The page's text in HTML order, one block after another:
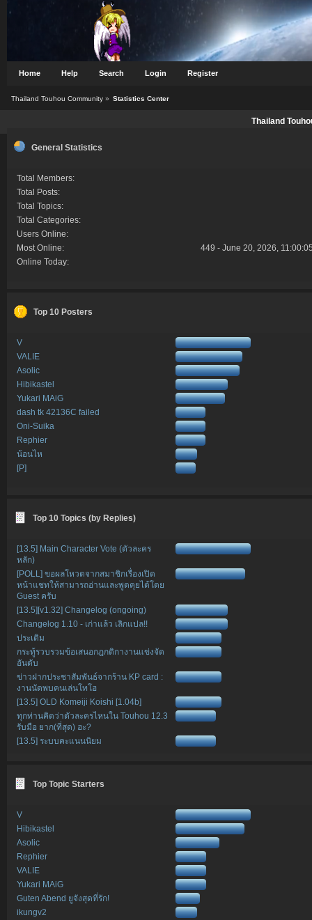
Home Help Search Login Register
Thailand Touhou Community» Statistics Center
Thailand
General Statistics
Total Members:
Total Posts:
Total Topics:
Total Categories:
Users Online:
Most Online:
449 - June 20, 2026,
Online Today:
Top 10 Posters
V
VALIE
Asolic
Hibikastel
Yukari MAiG
dash tk 42136C failed
Oni-Suika
Rephier
น้อนไห
[P]
Top 10 Topics (by Replies)
[13.5] Main Character Vote (ตัวละคร
หลัก)
[POLL] ขอผลโหวตจากสมาชิกเรื่องเปิด
หน้าแชทให้สามารถอ่านและพูดคุยได้โดย
Guest ครับ
[13.5][v1.32] Changelog (ongoing)
Changelog 1.10 - เก่าแล้ว เลิกแปล!!
ประเดิม
กระทู้รวบรวมข้อเสนอกฎกติกางานแข่งจัด
อันดับ
ข่าวฝากประชาสัมพันธ์จากร้าน KP card :
งานนัดพบคนเล่นโทโฮ
[13.5] OLD Komeiji Koishi [1.04b]
ทุกท่านคิดว่าตัวละครไหนใน Touhou 12.3
รับมือ ยาก(ที่สุด) ฮะ?
[13.5] ระบบคะแนนนิยม
Top Topic Starters
V
Hibikastel
Asolic
Rephier
VALIE
Yukari MAiG
Guten Abend ยูจังสุดที่รัก!
ikungv2